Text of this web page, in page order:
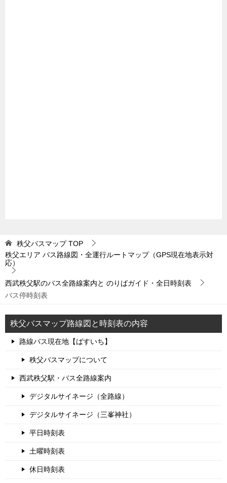
秩父バスマップTOP
秩父エリア バス路線図・全運行ルートマップ（GPS現在地表示対
応）
西武秩父駅のバス全路線案内と のりばガイド・全日時刻表
バス停時刻表
秩父バスマップ路線図と時刻表の内容
路線バス現在地【ばすいち】
秩父バスマップについて
西武秩父駅・バス全路線案内
デジタルサイネージ（全路線）
デジタルサイネージ（三峯神社）
平日時刻表
土曜時刻表
休日時刻表